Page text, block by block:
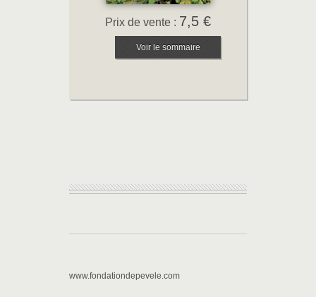
Prix de vente : 7,5 €
Voir le sommaire
www.fondationdepevele.com